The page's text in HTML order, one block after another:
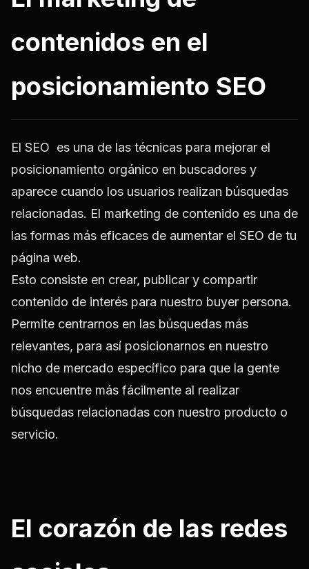
contenidos en el
posicionamiento SEO
El SEO es una de las técnicas para mejorar el
posicionamiento orgánico en buscadores y
aparece cuando los usuarios realizan búsquedas
relacionadas. El marketing de contenido es una de
las formas más eficaces de aumentar el SEO de tu
página web.
Esto consiste en crear, publicar y compartir
contenido de interés para nuestro buyer persona.
Permite centrarnos en las búsquedas más
relevantes, para así posicionarnos en nuestro
nicho de mercado específico para que la gente
nos encuentre más fácilmente al realizar
búsquedas relacionadas con nuestro producto o
servicio.
El corazón de las redes